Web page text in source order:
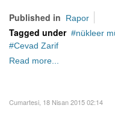
Published in Rapor
Tagged under nükleer
Cevad Zarif
Read more...
Cumartesi, 18 Nisan 2015 02:14